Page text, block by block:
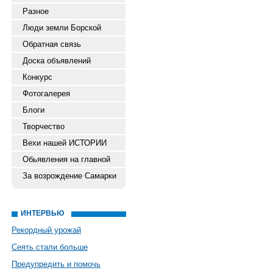
Разное
Люди земли Борской
Обратная связь
Доска объявлений
Конкурс
Фотогалерея
Блоги
Творчество
Вехи нашей ИСТОРИИ
Обьявления на главной
За возрождение Самарки
ИНТЕРВЬЮ
Рекордный урожай
Сеять стали больше
Предупредить и помочь